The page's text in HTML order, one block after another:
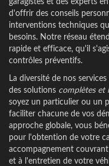
d'offrir des conseils
interventions techniques
besoins. Notre réseau
rapide et efficace, qu'il
contrôles préventifs.
La diversité de nos
des solutions complètes et
soyez un particulier ou un
faciliter chacune de vos
approche globale, vous
pour l'obtention de votre
accompagnement
et à l'entretien de votre